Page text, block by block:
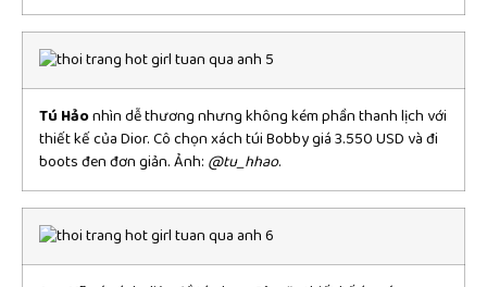
Tú Hảonhìn dễ thương nhưng không kém phần thanh lịch với
thiết kế của Dior. Cô chọn xách túi Bobby giá 3.550 USD và đi
boots đen đơn giản. Ảnh: @tu_hhao.